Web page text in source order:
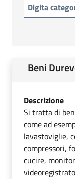
Beni
Descrizione
Si tratta di
come ad
lavastoviglie,
compressori,
cucire,